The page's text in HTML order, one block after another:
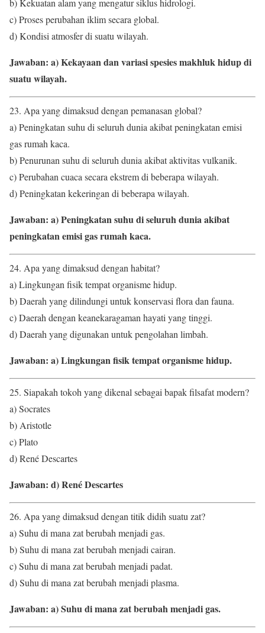
b) Kekuatan alam yang mengatur siklus hidrologi.
c) Proses perubahan iklim secara global.
d) Kondisi atmosfer di suatu wilayah.
Jawaban: a) Kekayaan dan variasi spesies makhluk hidup di
suatu wilayah.
23. Apa yang dimaksud dengan pemanasan global?
a) Peningkatan suhu di seluruh dunia akibat peningkatan emisi
gas rumah kaca.
b) Penurunan suhu di seluruh dunia akibat aktivitas vulkanik.
c) Perubahan cuaca secara ekstrem di beberapa wilayah.
d) Peningkatan kekeringan di beberapa wilayah.
Jawaban: a) Peningkatan suhu di seluruh dunia akibat
peningkatan emisi gas rumah kaca.
24. Apa yang dimaksud dengan habitat?
a) Lingkungan fisik tempat organisme hidup.
b) Daerah yang dilindungi untuk konservasi flora dan fauna.
c) Daerah dengan keanekaragaman hayati yang tinggi.
d) Daerah yang digunakan untuk pengolahan limbah.
Jawaban: a) Lingkungan fisik tempat organisme hidup.
25. Siapakah tokoh yang dikenal sebagai bapak filsafat modern?
a) Socrates
b) Aristotle
c) Plato
d) René Descartes
Jawaban: d) René Descartes
26. Apa yang dimaksud dengan titik didih suatu zat?
a) Suhu di mana zat berubah menjadi gas.
b) Suhu di mana zat berubah menjadi cairan.
c) Suhu di mana zat berubah menjadi padat.
d) Suhu di mana zat berubah menjadi plasma.
Jawaban: a) Suhu di mana zat berubah menjadi gas.